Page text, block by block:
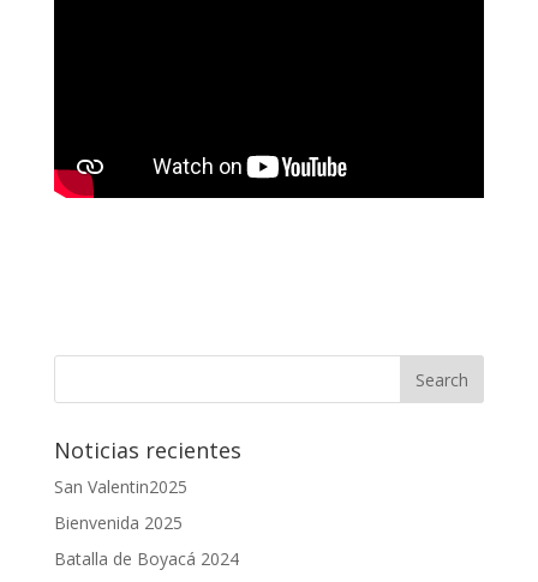
Noticias recientes
San Valentin2025
Bienvenida 2025
Batalla de Boyacá 2024